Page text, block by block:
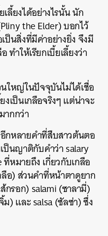
ลี้ยงได้อย่างไรนั้น นัก
Pliny the Elder)บอกไว้
ป็นสิ่งที่มีค่าอย่างยิ่ง จึงมี
ทำให้เรียกเบี้ยเลี้ยงว่า
ใหญ่ในปัจจุบันไม่ได้เชื่อ
งเป็นเกลือจริงๆ แต่น่าจะ
ากกว่า
กหลายคำที่สืบสาวต้นตอ
ป็นญาติกับคำว่าsalary
ที่หมายถึง เกี่ยวกับเกลือ
ลือ) ส่วนคำที่หน้าตาดูยาก
กรอก) salami(ซาลามี่)
ม)และsalsa(ซัลซ่า)ซึ่ง